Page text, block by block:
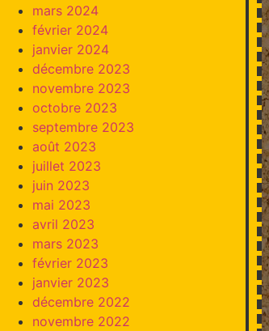
mars 2024
février 2024
janvier 2024
décembre 2023
novembre 2023
octobre 2023
septembre 2023
août 2023
juillet 2023
juin 2023
mai 2023
avril 2023
mars 2023
février 2023
janvier 2023
décembre 2022
novembre 2022